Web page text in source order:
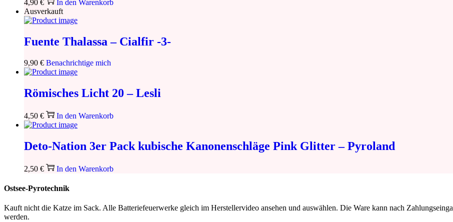
4,90 €
In den Warenkorb
Ausverkauft
Fuente Thalassa – Cialfir -3-
9,90 € Benachrichtige mich
Römisches Licht 20 – Lesli
4,50 € In den Warenkorb
Deto-Nation 3er Pack kubische Kanonenschläge Pink Glitter – Pyroland
2,50 € In den Warenkorb
Ostsee-Pyrotechnik
Kauft nicht die Katze im Sack. Alle Batteriefeuerwerke gleich im Herstellervideo ansehen und auswählen. Die Ware kann nach
werden.